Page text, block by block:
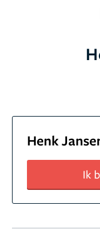
Henk
Ik